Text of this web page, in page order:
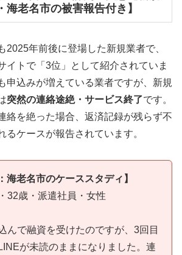
海老名市の被害報告付き】
2025年前後に登場した新規業者で、
イトで「3位」として紹介されていま
申込みが増えている業者ですが、新規
突然の連絡途絶・サービス終了です。
絡を絶った場合、返済記録が残らず不
るケースが報告されています。
老名市のケーススタディ】
32歳・派遣社員・女性
んで融資を受けたのですが、3回目
が未読のままになりました。連